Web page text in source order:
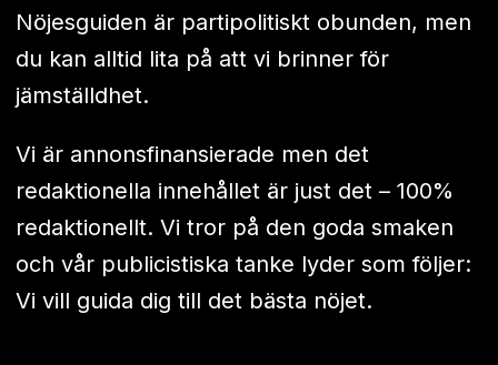
Nöjesguiden är partipolitiskt obunden, men
du kan alltid lita på att vi brinner för
jämställdhet.
Vi är annonsfinansierade men det
redaktionella innehållet är just det – 100%
redaktionellt. Vi tror på den goda smaken
och vår publicistiska tanke lyder som följer:
Vi vill guida dig till det bästa nöjet.